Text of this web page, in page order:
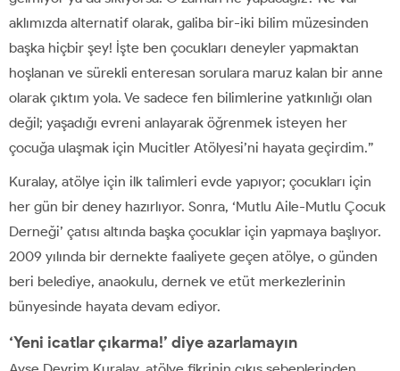
aklımızda alternatif olarak, galiba bir-iki bilim müzesinden
başka hiçbir şey! İşte ben çocukları deneyler yapmaktan
hoşlanan ve sürekli enteresan sorulara maruz kalan bir anne
olarak çıktım yola. Ve sadece fen bilimlerine yatkınlığı olan
değil; yaşadığı evreni anlayarak öğrenmek isteyen her
çocuğa ulaşmak için Mucitler Atölyesi’ni hayata geçirdim.”
Kuralay, atölye için ilk talimleri evde yapıyor; çocukları için
her gün bir deney hazırlıyor. Sonra, ‘Mutlu Aile-Mutlu Çocuk
Derneği’ çatısı altında başka çocuklar için yapmaya başlıyor.
2009 yılında bir dernekte faaliyete geçen atölye, o günden
beri belediye, anaokulu, dernek ve etüt merkezlerinin
bünyesinde hayata devam ediyor.
‘Yeni icatlar çıkarma!’ diye azarlamayın